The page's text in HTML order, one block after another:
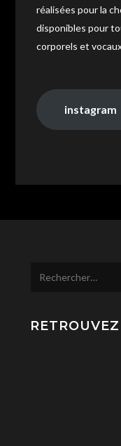
réalisées pour la
disponibles pour
corporels et
instagram